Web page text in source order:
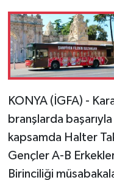
KONYA (İGFA) -
branşlarda
kapsamda Halter
Gençler A-B
Birinciliği